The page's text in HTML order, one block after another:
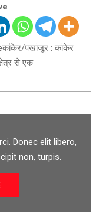
पखांजूर : कांकेर
से एक
Donec elit libero,
non, turpis.